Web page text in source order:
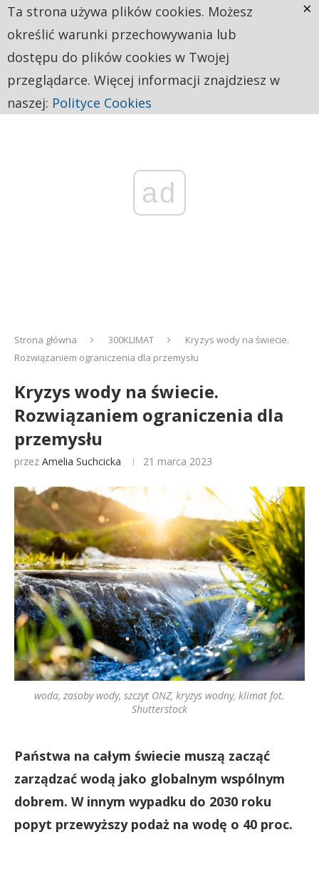
ad
Strona główna 300KLIMAT
Kryzys wody na świecie.
Rozwiązaniem ograniczenia dla przemysłu
Kryzys wody na świecie.
Rozwiązaniem ograniczenia dla
przemysłu
przez Amelia Suchcicka 21 marca 2023
woda, zasoby wody, szczyt ONZ, kryzys wodny, klimat fot.
Shutterstock
Państwa na całym świecie muszą zacząć
zarządzać wodą jako globalnym wspólnym
dobrem. W innym wypadku do 2030 roku
popyt przewyższy podaż na wodę o 40 proc.
Ta strona używa plików cookies. Możesz
określić warunki przechowywania lub
dostępu do plików cookies w Twojej
przeglądarce. Więcej informacji znajdziesz w
naszej: Polityce Cookies
×